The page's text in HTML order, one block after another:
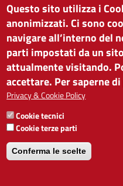
CAMERA DI
via Alto Adige 60 | I-
tel. 0471 945 511 |
Partita IVA:
ISTITUTO PER LA
SVILUPPO ECONOMICO
Partita IVA:
Questo sito utilizza i
anonimizzati. Ci sono
navigare all’interno del
parti impostati da un
attualmente visitando.
accettare. Per saperne
Privacy & Cookie Policy
Cookie tecnici
Cookie terze parti
Conferma le scelte